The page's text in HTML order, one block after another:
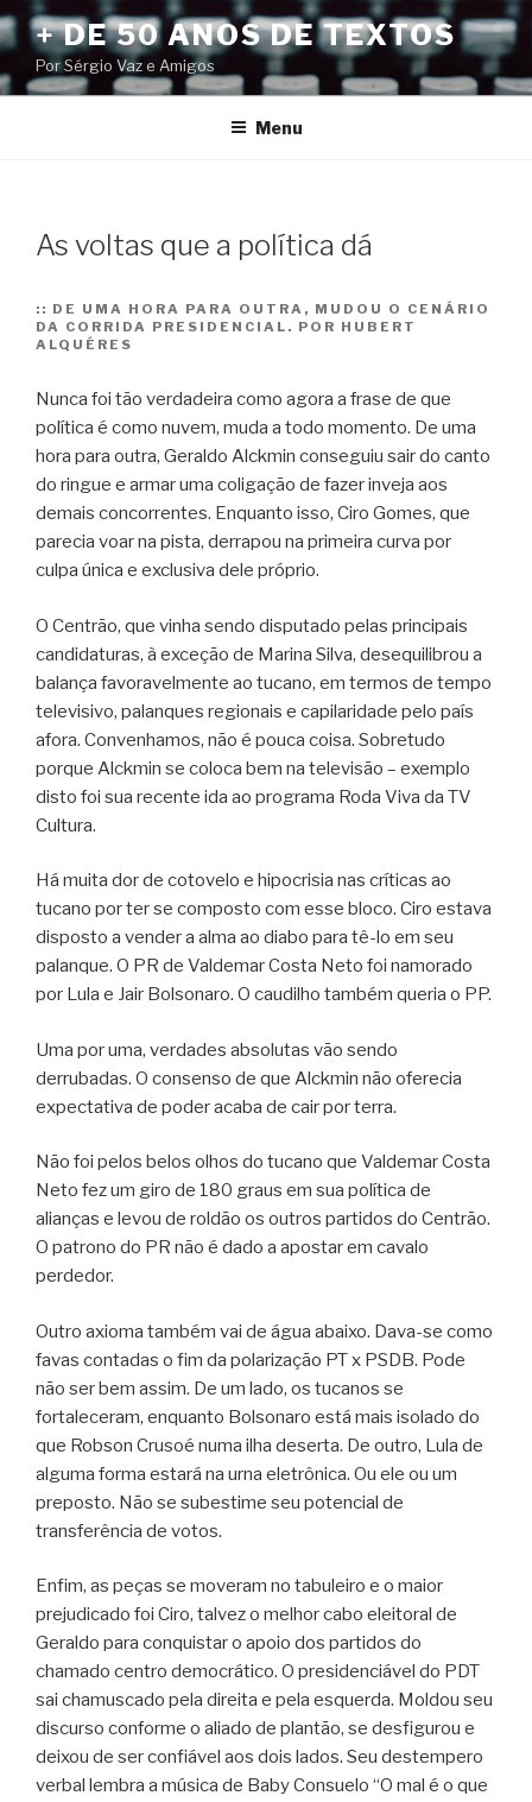
Pular
para
o
conteúdo
+ DE 50 ANOS DE TEXTOS
Por Sérgio Vaz e Amigos
Menu
As voltas que a política dá
:: DE UMA HORA PARA OUTRA, MUDOU O CENÁRIO
DA CORRIDA PRESIDENCIAL. POR HUBERT
ALQUÉRES
Nunca foi tão verdadeira como agora a frase de que
política é como nuvem, muda a todo momento. De uma
hora para outra, Geraldo Alckmin conseguiu sair do canto
do ringue e armar uma coligação de fazer inveja aos
demais concorrentes. Enquanto isso, Ciro Gomes, que
parecia voar na pista, derrapou na primeira curva por
culpa única e exclusiva dele próprio.
O Centrão, que vinha sendo disputado pelas principais
candidaturas, à exceção de Marina Silva, desequilibrou a
balança favoravelmente ao tucano, em termos de tempo
televisivo, palanques regionais e capilaridade pelo país
afora. Convenhamos, não é pouca coisa. Sobretudo
porque Alckmin se coloca bem na televisão – exemplo
disto foi sua recente ida ao programa Roda Viva da TV
Cultura.
Há muita dor de cotovelo e hipocrisia nas críticas ao
tucano por ter se composto com esse bloco. Ciro estava
disposto a vender a alma ao diabo para tê-lo em seu
palanque. O PR de Valdemar Costa Neto foi namorado
por Lula e Jair Bolsonaro. O caudilho também queria o PP.
Uma por uma, verdades absolutas vão sendo
derrubadas. O consenso de que Alckmin não oferecia
expectativa de poder acaba de cair por terra.
Não foi pelos belos olhos do tucano que Valdemar Costa
Neto fez um giro de 180 graus em sua política de
alianças e levou de roldão os outros partidos do Centrão.
O patrono do PR não é dado a apostar em cavalo
perdedor.
Outro axioma também vai de água abaixo. Dava-se como
favas contadas o fim da polarização PT x PSDB. Pode
não ser bem assim. De um lado, os tucanos se
fortaleceram, enquanto Bolsonaro está mais isolado do
que Robson Crusoé numa ilha deserta. De outro, Lula de
alguma forma estará na urna eletrônica. Ou ele ou um
preposto. Não se subestime seu potencial de
transferência de votos.
Enfim, as peças se moveram no tabuleiro e o maior
prejudicado foi Ciro, talvez o melhor cabo eleitoral de
Geraldo para conquistar o apoio dos partidos do
chamado centro democrático. O presidenciável do PDT
sai chamuscado pela direita e pela esquerda. Moldou seu
discurso conforme o aliado de plantão, se desfigurou e
deixou de ser confiável aos dois lados. Seu destempero
verbal lembra a música de Baby Consuelo “O mal é o que